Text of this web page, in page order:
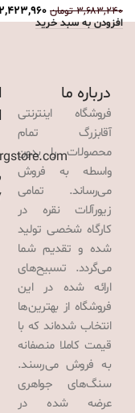
۳,۶۸۳,۲۴۰ تومان ۲,۴۲۳,۹۶۰
افزودن به سبد خرید
درباره ما
فروشگاه اینترنتی
آقابزرگ تمام
محصولات را بدون
واسطه به فروش
می‌رساند. تمامی
زیورآلات نقره در
کارگاه شخصی تولید
شده و تقدیم شما
می‌گردد. تسبیح‌های
ارائه شده در این
فروشگاه از بهترین‌ها
انتخاب شده‌اند که با
قیمت کاملا منصفانه
به فروش می‌رسند.
سنگ‌های جواهری
عرضه شده در